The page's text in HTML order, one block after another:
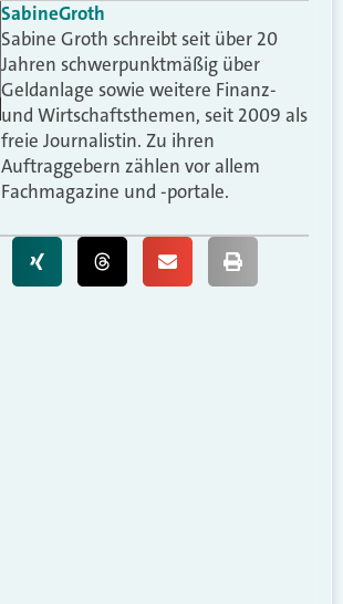
SabineGroth
Sabine Groth schreibt seit über 20
Jahren schwerpunktmäßig über
Geldanlage sowie weitere Finanz-
und Wirtschaftsthemen, seit 2009 als
freie Journalistin. Zu ihren
Auftraggebern zählen vor allem
Fachmagazine und -portale.